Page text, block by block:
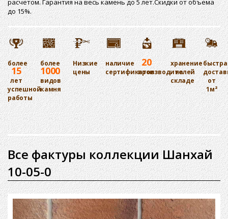
расчетом. Гарантия на весь камень до 5 лет.Скидки от объема
до 15%.
более
15
лет
успешной
работы
более
1000
видов
камня
Низкие
цены
наличие
сертификатов
20
производителей
хранение
на
складе
от
1м²
Все фактуры коллекции Шанхай
10-05-0